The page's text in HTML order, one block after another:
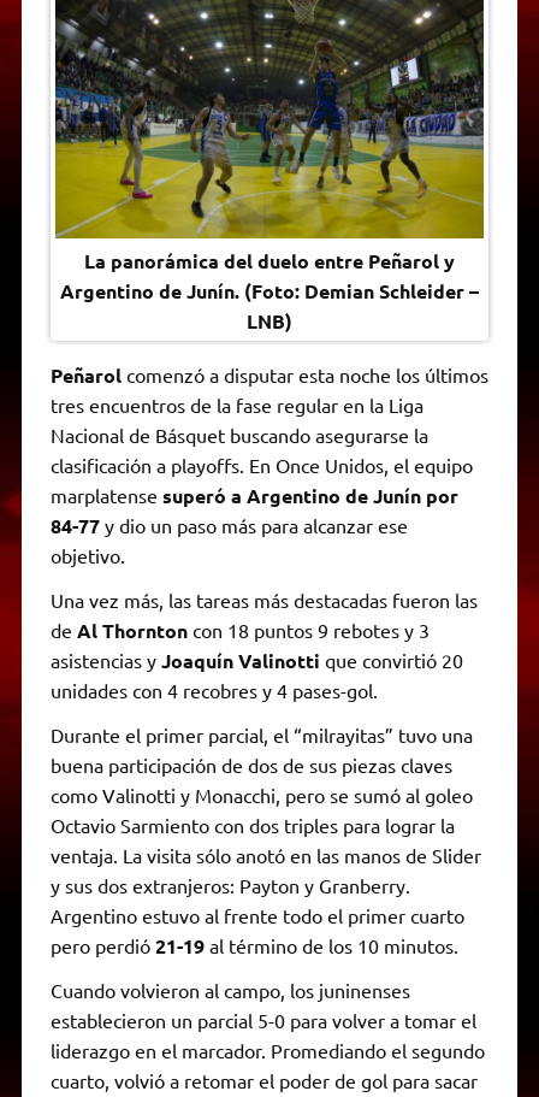
A
p
p
r
a
m
r
o
o
k
n
g
e
r
i
n
k
F
r
i
e
d
l
y
La panorámica del duelo entre Peñarol y
Argentino de Junín. (Foto: Demian Schleider –
LNB)
Peñarol comenzó a disputar esta noche los últimos
tres encuentros de la fase regular en la Liga
Nacional de Básquet buscando asegurarse la
clasificación a playoffs. En Once Unidos, el equipo
marplatense superó a Argentino de Junín por
84-77y dio un paso más para alcanzar ese
objetivo.
Una vez más, las tareas más destacadas fueron las
de Al Thorntoncon 18 puntos 9 rebotes y 3
asistencias yJoaquín Valinotti que convirtió 20
unidades con 4 recobres y 4 pases-gol.
Durante el primer parcial, el “milrayitas” tuvo una
buena participación de dos de sus piezas claves
como Valinotti y Monacchi, pero se sumó al goleo
Octavio Sarmiento con dos triples para lograr la
ventaja. La visita sólo anotó en las manos de Slider
y sus dos extranjeros: Payton y Granberry.
Argentino estuvo al frente todo el primer cuarto
pero perdió 21-19al término de los 10 minutos.
Cuando volvieron al campo, los juninenses
establecieron un parcial 5-0 para volver a tomar el
liderazgo en el marcador. Promediando el segundo
cuarto, volvió a retomar el poder de gol para sacar